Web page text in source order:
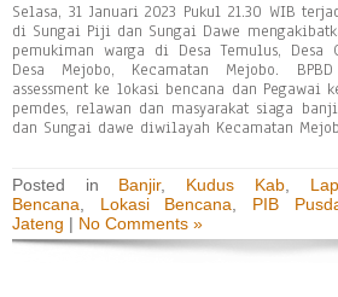
Selasa, 31 Januari 2023 Pukul 21.30 WIB
di Sungai Piji dan Sungai Dawe
pemukiman warga di Desa Temulus, Desa
Desa Mejobo, Kecamatan Mejobo.
assessment ke lokasi bencana dan Pegawai
pemdes, relawan dan masyarakat siaga
dan Sungai dawe diwilayah Kecamatan
Posted in Banjir, Kudus Kab,
Bencana
Lokasi Bencana
PIB
Jateng | No Comments »